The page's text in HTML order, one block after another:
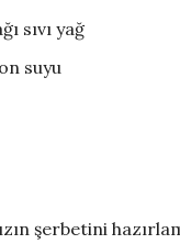
sıvı yağ
suyu
şerbetini